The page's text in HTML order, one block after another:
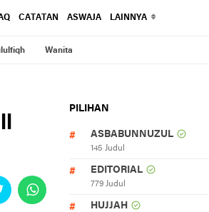
CATATAN ASWAJA LAINNYA
Wanita
PILIHAN
ASBABUNNUZUL
145 Judul
EDITORIAL
779 Judul
HUJJAH